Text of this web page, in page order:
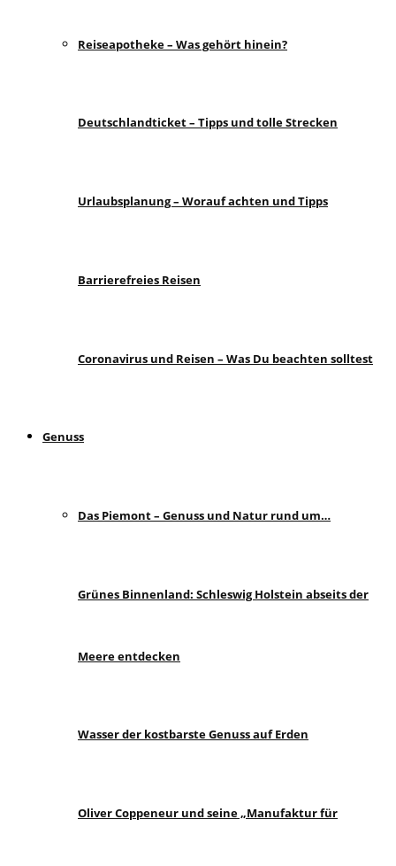
Reiseapotheke – Was gehört hinein?
Deutschlandticket – Tipps und tolle Strecken
Urlaubsplanung – Worauf achten und Tipps
Barrierefreies Reisen
Coronavirus und Reisen – Was Du beachten solltest
Genuss
Das Piemont – Genuss und Natur rund um…
Grünes Binnenland: Schleswig Holstein abseits der
Meere entdecken
Wasser der kostbarste Genuss auf Erden
Oliver Coppeneur und seine „Manufaktur für